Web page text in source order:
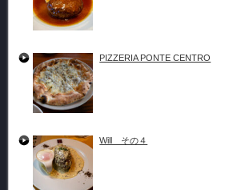
PIZZERIA PONTE CENTRO
Will その４